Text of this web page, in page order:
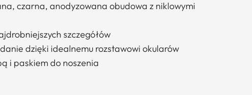
czarna, anodyzowana obudowa z niklowymi
szczegółów
dzięki idealnemu rozstawowi okularów
i paskiem do noszenia